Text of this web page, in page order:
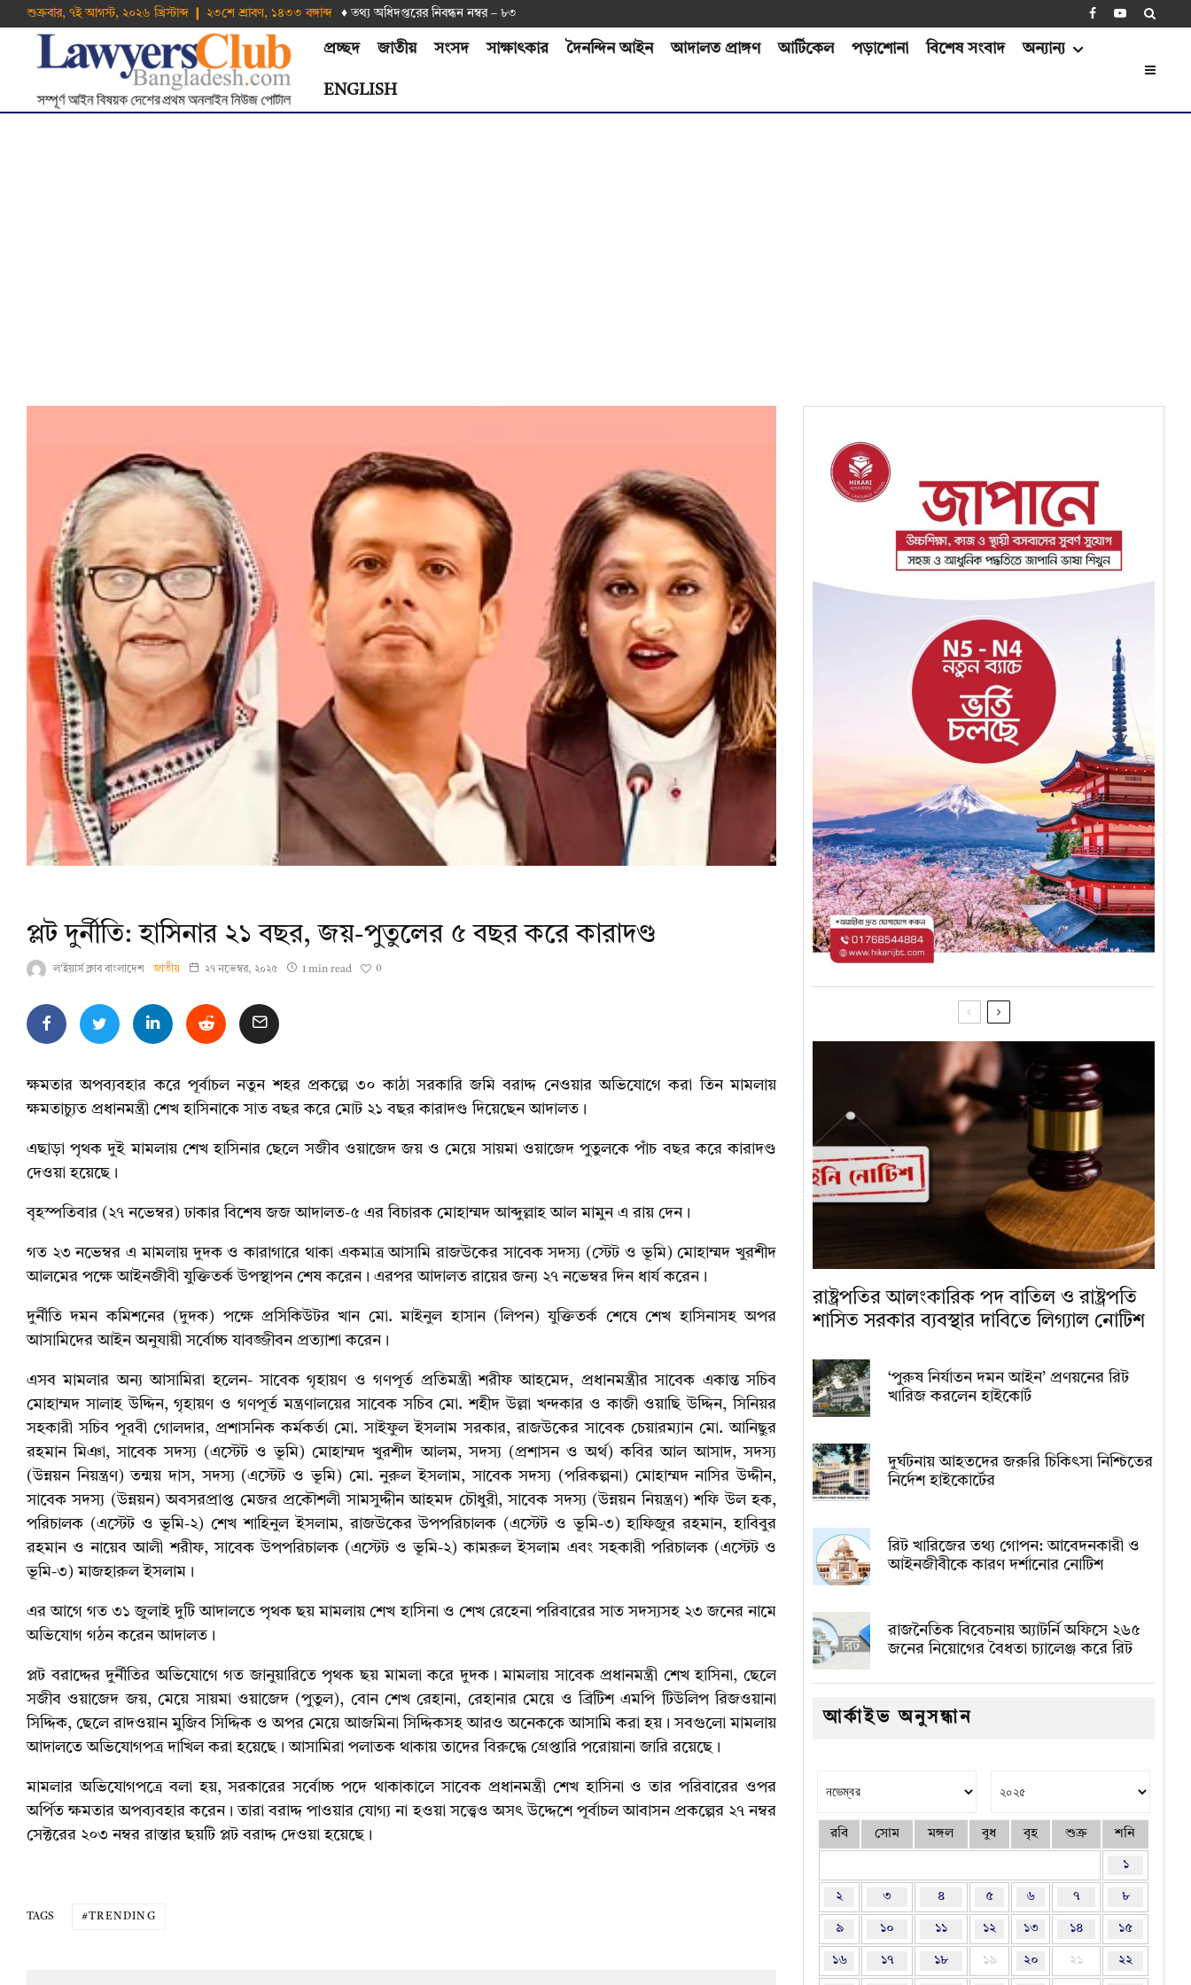
শুক্রবার, ৭ই আগস্ট, ২০২৬ খ্রিস্টাব্দ ❙ ২৩শে শ্রাবণ, ১৪৩৩ বঙ্গাব্দ ♦ তথ‌্য অ‌ধিদপ্ত‌রের নিবন্ধন নম্বর – ৮৩
প্রচ্ছদ জাতীয় সংসদ সাক্ষাৎকার দৈনন্দিন আইন আদালত প্রাঙ্গণ আর্টিকেল পড়াশোনা বিশেষ সংবাদ অন্যান্য
ENGLISH
প্লট দুর্নীতি: হাসিনার ২১ বছর, জয়-পুতুলের ৫ বছর করে কারাদণ্ড
ল'ইয়ার্স ক্লাব বাংলাদেশ জাতীয় ২৭ নভেম্বর, ২০২৫ 1 min read 0
ক্ষমতার অপব্যবহার করে পূর্বাচল নতুন শহর প্রকল্পে ৩০ কাঠা সরকারি জমি বরাদ্দ নেওয়ার অভিযোগে করা তিন মামলায়
ক্ষমতাচ্যুত প্রধানমন্ত্রী শেখ হাসিনাকে সাত বছর করে মোট ২১ বছর কারাদণ্ড দিয়েছেন আদালত।
এছাড়া পৃথক দুই মামলায় শেখ হাসিনার ছেলে সজীব ওয়াজেদ জয় ও মেয়ে সায়মা ওয়াজেদ পুতুলকে পাঁচ বছর করে কারাদণ্ড
দেওয়া হয়েছে।
বৃহস্পতিবার (২৭ নভেম্বর) ঢাকার বিশেষ জজ আদালত-৫ এর বিচারক মোহাম্মদ আব্দুল্লাহ আল মামুন এ রায় দেন।
গত ২৩ নভেম্বর এ মামলায় দুদক ও কারাগারে থাকা একমাত্র আসামি রাজউকের সাবেক সদস্য (স্টেট ও ভূমি) মোহাম্মদ খুরশীদ
আলমের পক্ষে আইনজীবী যুক্তিতর্ক উপস্থাপন শেষ করেন। এরপর আদালত রায়ের জন্য ২৭ নভেম্বর দিন ধার্য করেন।
দুর্নীতি দমন কমিশনের (দুদক) পক্ষে প্রসিকিউটর খান মো. মাইনুল হাসান (লিপন) যুক্তিতর্ক শেষে শেখ হাসিনাসহ অপর
আসামিদের আইন অনুযায়ী সর্বোচ্চ যাবজ্জীবন প্রত্যাশা করেন।
এসব মামলার অন্য আসামিরা হলেন- সাবেক গৃহায়ণ ও গণপূর্ত প্রতিমন্ত্রী শরীফ আহমেদ, প্রধানমন্ত্রীর সাবেক একান্ত সচিব
মোহাম্মদ সালাহ উদ্দিন, গৃহায়ণ ও গণপূর্ত মন্ত্রণালয়ের সাবেক সচিব মো. শহীদ উল্লা খন্দকার ও কাজী ওয়াছি উদ্দিন, সিনিয়র
সহকারী সচিব পূরবী গোলদার, প্রশাসনিক কর্মকর্তা মো. সাইফুল ইসলাম সরকার, রাজউকের সাবেক চেয়ারম্যান মো. আনিছুর
রহমান মিঞা, সাবেক সদস্য (এস্টেট ও ভূমি) মোহাম্মদ খুরশীদ আলম, সদস্য (প্রশাসন ও অর্থ) কবির আল আসাদ, সদস্য
(উন্নয়ন নিয়ন্ত্রণ) তন্ময় দাস, সদস্য (এস্টেট ও ভূমি) মো. নুরুল ইসলাম, সাবেক সদস্য (পরিকল্পনা) মোহাম্মদ নাসির উদ্দীন,
সাবেক সদস্য (উন্নয়ন) অবসরপ্রাপ্ত মেজর প্রকৌশলী সামসুদ্দীন আহমদ চৌধুরী, সাবেক সদস্য (উন্নয়ন নিয়ন্ত্রণ) শফি উল হক,
পরিচালক (এস্টেট ও ভূমি-২) শেখ শাহিনুল ইসলাম, রাজউকের উপপরিচালক (এস্টেট ও ভূমি-৩) হাফিজুর রহমান, হাবিবুর
রহমান ও নায়েব আলী শরীফ, সাবেক উপপরিচালক (এস্টেট ও ভূমি-২) কামরুল ইসলাম এবং সহকারী পরিচালক (এস্টেট ও
ভূমি-৩) মাজহারুল ইসলাম।
এর আগে গত ৩১ জুলাই দুটি আদালতে পৃথক ছয় মামলায় শেখ হাসিনা ও শেখ রেহেনা পরিবারের সাত সদস্যসহ ২৩ জনের নামে
অভিযোগ গঠন করেন আদালত।
প্লট বরাদ্দের দুর্নীতির অভিযোগে গত জানুয়ারিতে পৃথক ছয় মামলা করে দুদক। মামলায় সাবেক প্রধানমন্ত্রী শেখ হাসিনা, ছেলে
সজীব ওয়াজেদ জয়, মেয়ে সায়মা ওয়াজেদ (পুতুল), বোন শেখ রেহানা, রেহানার মেয়ে ও ব্রিটিশ এমপি টিউলিপ রিজওয়ানা
সিদ্দিক, ছেলে রাদওয়ান মুজিব সিদ্দিক ও অপর মেয়ে আজমিনা সিদ্দিকসহ আরও অনেককে আসামি করা হয়। সবগুলো মামলায়
আদালতে অভিযোগপত্র দাখিল করা হয়েছে। আসামিরা পলাতক থাকায় তাদের বিরুদ্ধে গ্রেপ্তারি পরোয়ানা জারি রয়েছে।
মামলার অভিযোগপত্রে বলা হয়, সরকারের সর্বোচ্চ পদে থাকাকালে সাবেক প্রধানমন্ত্রী শেখ হাসিনা ও তার পরিবারের ওপর
অর্পিত ক্ষমতার অপব্যবহার করেন। তারা বরাদ্দ পাওয়ার যোগ্য না হওয়া সত্ত্বেও অসৎ উদ্দেশে পূর্বাচল আবাসন প্রকল্পের ২৭ নম্বর
সেক্টরের ২০৩ নম্বর রাস্তার ছয়টি প্লট বরাদ্দ দেওয়া হয়েছে।
TAGS TRENDING
রাষ্ট্রপতির আলংকারিক পদ বাতিল ও রাষ্ট্রপতি
শাসিত সরকার ব্যবস্থার দাবিতে লিগ্যাল নোটিশ
‘পুরুষ নির্যাতন দমন আইন’ প্রণয়নের রিট
খারিজ করলেন হাইকোর্ট
দুর্ঘটনায় আহতদের জরুরি চিকিৎসা নিশ্চিতের
নির্দেশ হাইকোর্টের
রিট খারিজের তথ্য গোপন: আবেদনকারী ও
আইনজীবীকে কারণ দর্শানোর নোটিশ
রাজনৈতিক বিবেচনায় অ‍্যাটর্নি অফিসে ২৬৫
জনের নিয়োগের বৈধতা চ্যালেঞ্জ করে রিট
আর্কাইভ অনুসন্ধান
রবি সোম মঙ্গল বুধ বৃহ শুক্র শনি
১
২ ৩ ৪ ৫ ৬ ৭ ৮
৯ ১০ ১১ ১২ ১৩ ১৪ ১৫
১৬ ১৭ ১৮ ১৯ ২০ ২১ ২২